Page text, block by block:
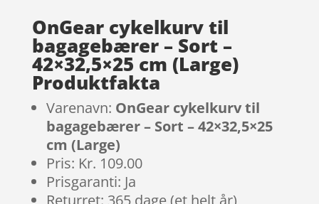
OnGear cykelkurv til
bagagebærer – Sort –
42×32,5×25 cm (Large)
Produktfakta
Varenavn: OnGear cykelkurv til
bagagebærer – Sort – 42×32,5×25
cm (Large)
Pris: Kr. 109.00
Prisgaranti: Ja
Returret: 365 dage (et helt år)